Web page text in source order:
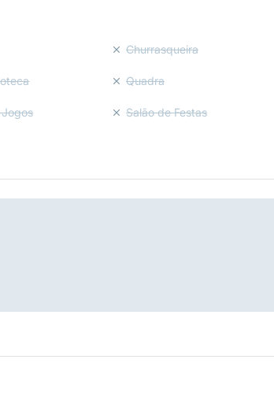
Churrasqueira
Quadra
Salão de Festas